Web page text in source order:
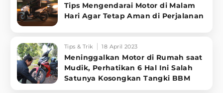
Tips Mengendarai Motor di Malam
Hari Agar Tetap Aman di Perjalanan
Tips & Trik 18 April 2023
Meninggalkan Motor di Rumah saat
Mudik, Perhatikan 6 Hal Ini Salah
Satunya Kosongkan Tangki BBM